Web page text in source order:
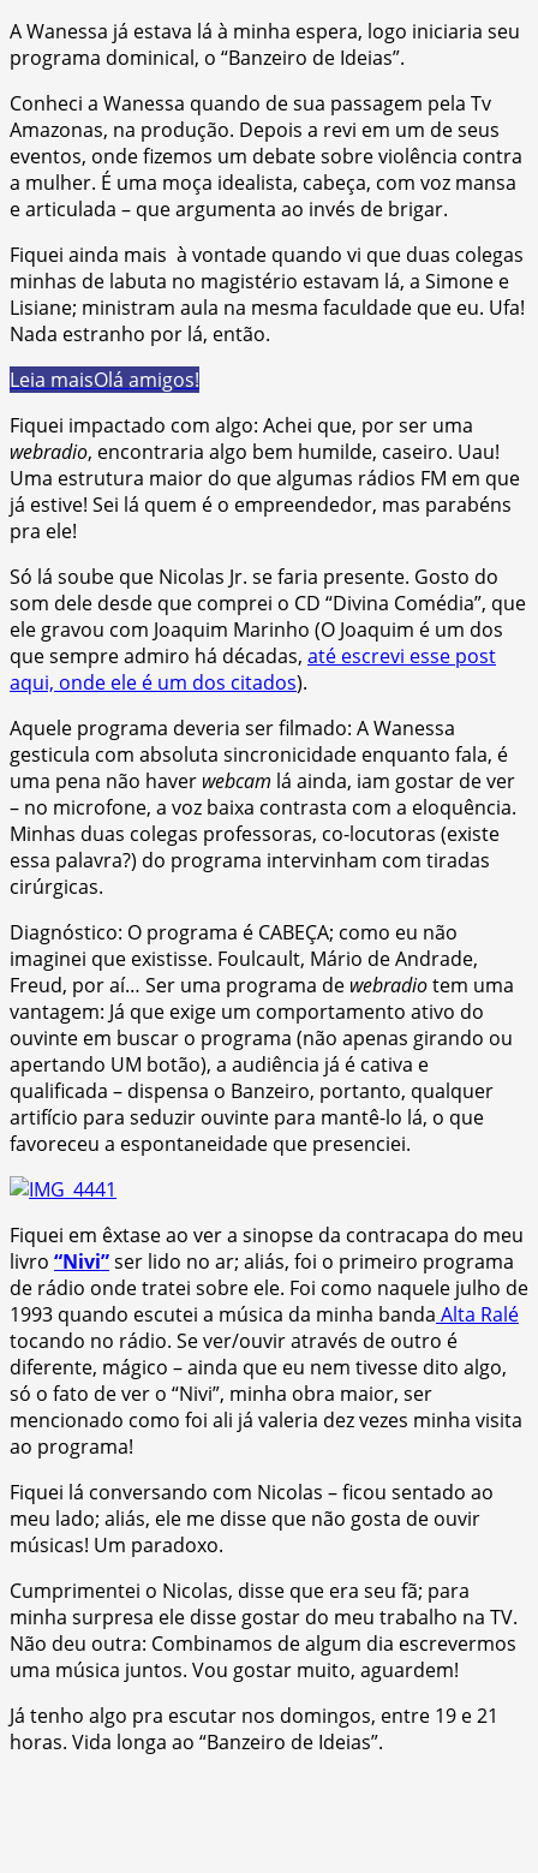
A Wanessa já estava lá à minha espera, logo iniciaria seu
programa dominical, o “Banzeiro de Ideias”.
Conheci a Wanessa quando de sua passagem pela Tv
Amazonas, na produção. Depois a revi em um de seus
eventos, onde fizemos um debate sobre violência contra
a mulher. É uma moça idealista, cabeça, com voz mansa
e articulada – que argumenta ao invés de brigar.
Fiquei ainda mais à vontade quando vi que duas colegas
minhas de labuta no magistério estavam lá, a Simone e
Lisiane; ministram aula na mesma faculdade que eu. Ufa!
Nada estranho por lá, então.
Leia maisOlá amigos!
Fiquei impactado com algo: Achei que, por ser uma
webradio, encontraria algo bem humilde, caseiro. Uau!
Uma estrutura maior do que algumas rádios FM em que
já estive! Sei lá quem é o empreendedor, mas parabéns
pra ele!
Só lá soube que Nicolas Jr. se faria presente. Gosto do
som dele desde que comprei o CD “Divina Comédia”, que
ele gravou com Joaquim Marinho (O Joaquim é um dos
que sempre admiro há décadas, até escrevi esse post
aqui, onde ele é um dos citados).
Aquele programa deveria ser filmado: A Wanessa
gesticula com absoluta sincronicidade enquanto fala, é
uma pena não haver webcam lá ainda, iam gostar de ver
– no microfone, a voz baixa contrasta com a eloquência.
Minhas duas colegas professoras, co-locutoras (existe
essa palavra?) do programa intervinham com tiradas
cirúrgicas.
Diagnóstico: O programa é CABEÇA; como eu não
imaginei que existisse. Foulcault, Mário de Andrade,
Freud, por aí… Ser uma programa de webradiotem uma
vantagem: Já que exige um comportamento ativo do
ouvinte em buscar o programa (não apenas girando ou
apertando UM botão), a audiência já é cativa e
qualificada – dispensa o Banzeiro, portanto, qualquer
artifício para seduzir ouvinte para mantê-lo lá, o que
favoreceu a espontaneidade que presenciei.
Fiquei em êxtase ao ver a sinopse da contracapa do meu
livro “Nivi”ser lido no ar; aliás, foi o primeiro programa
de rádio onde tratei sobre ele. Foi como naquele julho de
1993 quando escutei a música da minha banda Alta Ralé
tocando no rádio. Se ver/ouvir através de outro é
diferente, mágico – ainda que eu nem tivesse dito algo,
só o fato de ver o “Nivi”, minha obra maior, ser
mencionado como foi ali já valeria dez vezes minha visita
ao programa!
Fiquei lá conversando com Nicolas – ficou sentado ao
meu lado; aliás, ele me disse que não gosta de ouvir
músicas! Um paradoxo.
Cumprimentei o Nicolas, disse que era seu fã; para
minha surpresa ele disse gostar do meu trabalho na TV.
Não deu outra: Combinamos de algum dia escrevermos
uma música juntos. Vou gostar muito, aguardem!
Já tenho algo pra escutar nos domingos, entre 19 e 21
horas. Vida longa ao “Banzeiro de Ideias”.